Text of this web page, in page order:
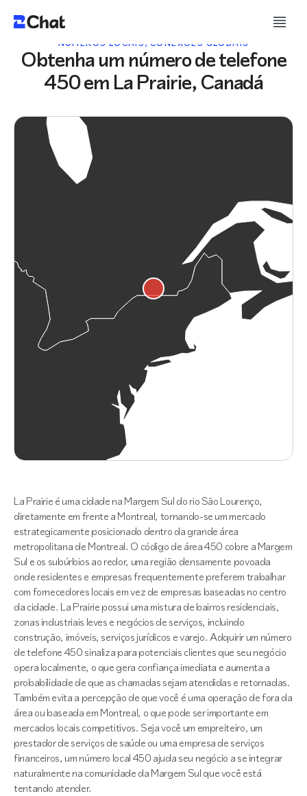
NÚMEROS LOCAIS, CONEXÕES GLOBAIS
Obtenha um número de telefone
450 em La Prairie, Canadá
La Prairie é uma cidade na Margem Sul do rio São Lourenço,
diretamente em frente a Montreal, tornando-se um mercado
estrategicamente posicionado dentro da grande área
metropolitana de Montreal. O código de área 450 cobre a Margem
Sul e os subúrbios ao redor, uma região densamente povoada
onde residentes e empresas frequentemente preferem trabalhar
com fornecedores locais em vez de empresas baseadas no centro
da cidade. La Prairie possui uma mistura de bairros residenciais,
zonas industriais leves e negócios de serviços, incluindo
construção, imóveis, serviços jurídicos e varejo. Adquirir um número
de telefone 450 sinaliza para potenciais clientes que seu negócio
opera localmente, o que gera confiança imediata e aumenta a
probabilidade de que as chamadas sejam atendidas e retornadas.
Também evita a percepção de que você é uma operação de fora da
área ou baseada em Montreal, o que pode ser importante em
mercados locais competitivos. Seja você um empreiteiro, um
prestador de serviços de saúde ou uma empresa de serviços
financeiros, um número local 450 ajuda seu negócio a se integrar
naturalmente na comunidade da Margem Sul que você está
tentando atender.